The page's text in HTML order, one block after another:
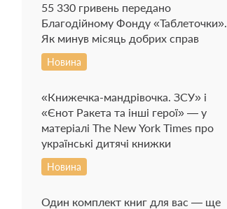
55 330 гривень передано
Благодійному Фонду «Таблеточки».
Як минув місяць добрих справ
Новина
«Книжечка-мандрівочка. ЗСУ» і
«Єнот Ракета та інші герої» — у
матеріалі The New York Times про
українські дитячі книжки
Новина
Один комплект книг для вас — ще